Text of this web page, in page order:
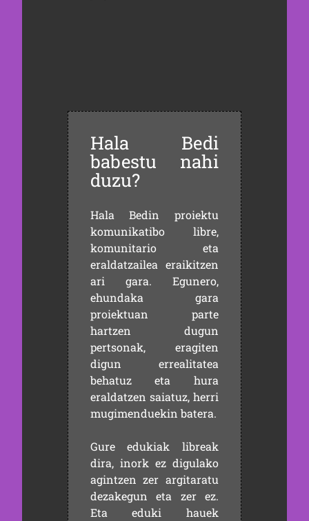
Hala Bedi
babestu nahi
duzu?
Hala Bedin proiektu
komunikatibo libre,
komunitario eta
eraldatzailea eraikitzen
ari gara. Egunero,
ehundaka gara
proiektuan parte
hartzen dugun
pertsonak, eragiten
digun errealitatea
behatuz eta hura
eraldatzen saiatuz, herri
mugimenduekin batera.
Gure edukiak libreak
dira, inork ez digulako
agintzen zer argitaratu
dezakegun eta zer ez.
Eta eduki hauek